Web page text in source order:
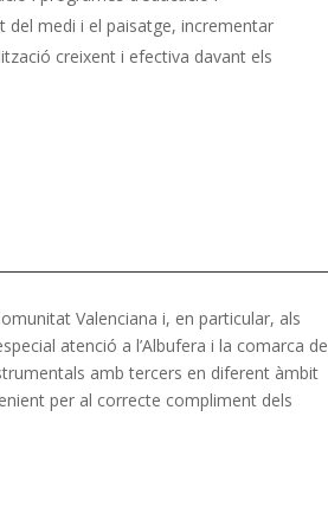
medi i el paisatge, incrementar
creixent i efectiva davant els
Valenciana i, en particular, als
atenció a l’Albufera i la comarca de
amb tercers en diferent àmbit
per al correcte compliment dels